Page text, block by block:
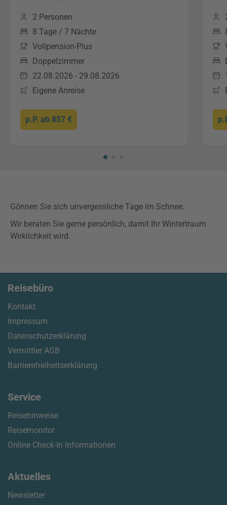
2 Personen
8 Tage / 7 Nächte
Vollpension-Plus
Doppelzimmer
22.08.2026 - 29.08.2026
Eigene Anreise
p.P. ab 857 €
Gönnen Sie sich unvergessliche Tage im Schnee.
Wir beraten Sie gerne persönlich, damit Ihr Wintertraum
Wirklichkeit wird.
Reisebüro
Kontakt
Impressum
Datenschutzerklärung
Vermittler AGB
Barrierefreiheitserklärung
Service
Reisehinweise
Reisemonitor
Online Check-In Informationen
Aktuelles
Newsletter